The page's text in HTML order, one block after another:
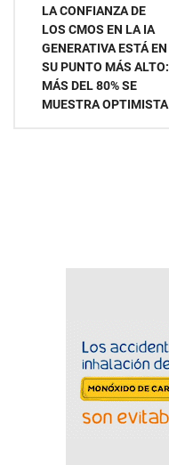
entradas
LA CONFIANZA DE
LOS CMOS EN LA IA
GENERATIVA ESTÁ EN
SU PUNTO MÁS ALTO:
MÁS DEL 80% SE
MUESTRA OPTIMISTA